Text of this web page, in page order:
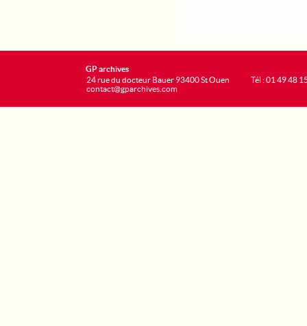
GP archives
24 rue du docteur Bauer 93400 St Ouen
contact@gparchives.com
Tél : 01 49 48